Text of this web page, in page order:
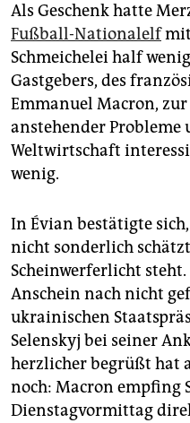
Als Geschenk hatte
Fußball-Nationalelfmit
Schmeichelei half
Gastgebers, des
Emmanuel Macron,
anstehender Probleme
Weltwirtschaft
wenig.
In Évian bestätigte
nicht sonderlich
Scheinwerferlicht
Anschein nach nicht
ukrainischen
Selenskyj bei seiner
herzlicher begrüßt hat
noch: Macron empfing
Dienstagvormittag